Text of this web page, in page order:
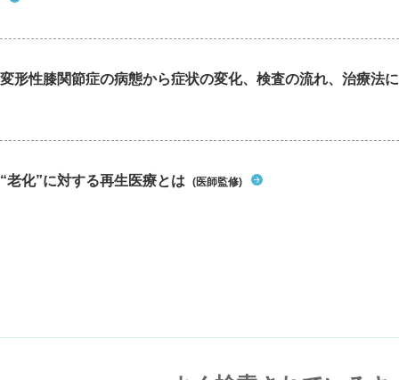
変形性膝関節症の病態から症状の変化、検査の流れ、治療法
“老化”に対する再生医療とは (医師監修)